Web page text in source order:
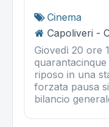
Cinema
Capoliveri -
Giovedì 20 ore
riposo in una
forzata pausa
bilancio